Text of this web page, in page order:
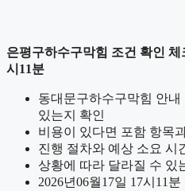
은평구하수구막힘 조건 확인 체
시11분
동대문구하수구막힘 안
있는지 확인
비용이 있다면 포함 항목
진행 절차와 예상 소요 시
상황에 따라 달라질 수 있
2026년06월17일 17시11